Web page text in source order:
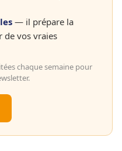
— il prépare la
de vos vraies
chaque semaine pour